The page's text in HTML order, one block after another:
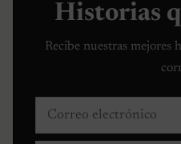
Historias
Recibe nuestras mejores
Correo electrónico